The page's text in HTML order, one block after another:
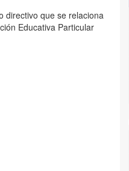
directivo que se relaciona
Educativa Particular